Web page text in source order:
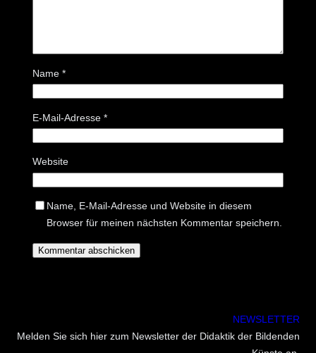
Name *
E-Mail-Adresse *
Website
Name, E-Mail-Adresse und Website in diesem
Browser für meinen nächsten Kommentar speichern.
NEWSLETTER
Melden Sie sich hier zum Newsletter der Didaktik der Bildenden